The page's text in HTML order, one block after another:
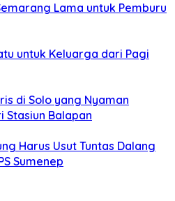
Lama untuk Pemburu
untuk Keluarga dari Pagi
di Solo yang Nyaman
Stasiun Balapan
Harus Usut Tuntas Dalang
Sumenep